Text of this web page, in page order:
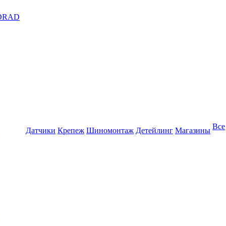
Датчики Крепеж Шиномонтаж Детейлинг Магазины Все